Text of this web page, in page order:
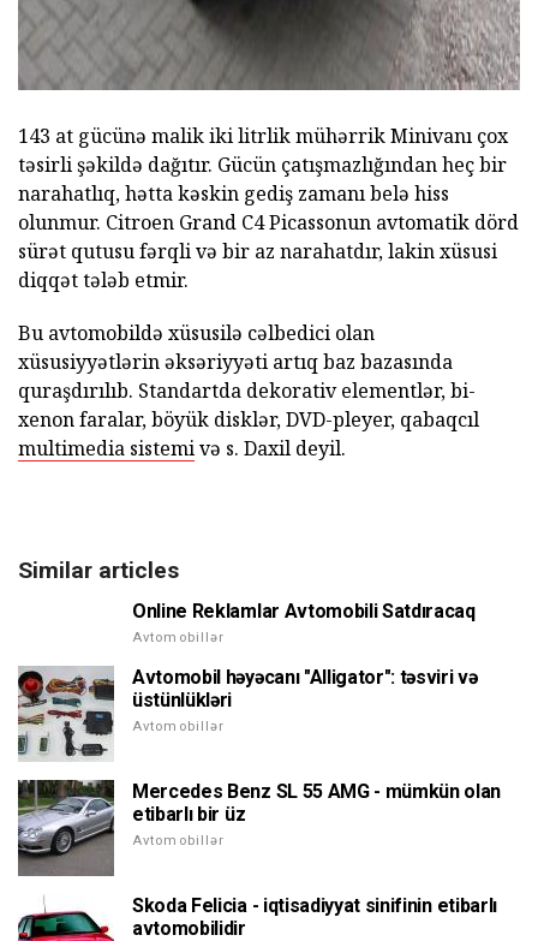
143 at gücünə malik iki litrlik mühərrik Minivanı çox
təsirli şəkildə dağıtır. Gücün çatışmazlığından heç bir
narahatlıq, hətta kəskin gediş zamanı belə hiss
olunmur. Citroen Grand C4 Picassonun avtomatik dörd
sürət qutusu fərqli və bir az narahatdır, lakin xüsusi
diqqət tələb etmir.
Bu avtomobildə xüsusilə cəlbedici olan
xüsusiyyətlərin əksəriyyəti artıq baz bazasında
quraşdırılıb. Standartda dekorativ elementlər, bi-
xenon faralar, böyük disklər, DVD-pleyer, qabaqcıl
multimedia sistemivə s. Daxil deyil.
Similar articles
Online Reklamlar Avtomobili Satdıracaq
Avtomobillər
Avtomobil həyəcanı "Alligator": təsviri və
üstünlükləri
Avtomobillər
Mercedes Benz SL 55 AMG - mümkün olan
etibarlı bir üz
Avtomobillər
Skoda Felicia - iqtisadiyyat sinifinin etibarlı
avtomobilidir